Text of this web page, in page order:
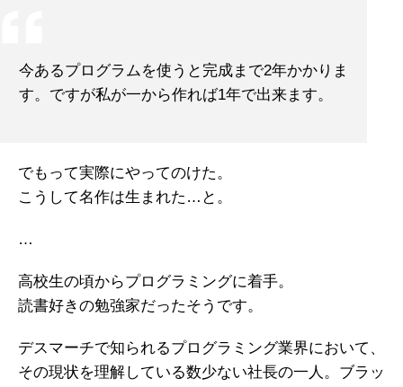
今あるプログラムを使うと完成まで2年かかりま
す。ですが私が一から作れば1年で出来ます。
でもって実際にやってのけた。
こうして名作は生まれた…と。
…
高校生の頃からプログラミングに着手。
読書好きの勉強家だったそうです。
デスマーチで知られるプログラミング業界において、
その現状を理解している数少ない社長の一人。ブラッ